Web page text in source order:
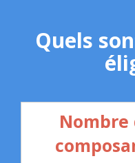
Quels